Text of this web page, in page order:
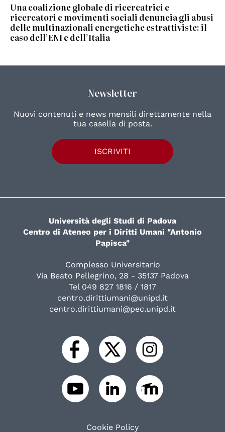
Una coalizione globale di ricercatrici e
ricercatori e movimenti sociali denuncia gli abusi
delle multinazionali energetiche estrattiviste: il
caso dell’ENI e dell’Italia
Newsletter
Nuovi contenuti e news mensili direttamente nella
tua casella di posta.
ISCRIVITI
Università degli Studi di Padova
Centro di Ateneo per i Diritti Umani "Antonio
Papisca"
Complesso Universitario
Via Beato Pellegrino, 28 - 35137 Padova
Tel 049 827 1816 / 1817
centro.dirittiumani@unipd.it
centro.dirittiumani@pec.unipd.it
Cookie Policy